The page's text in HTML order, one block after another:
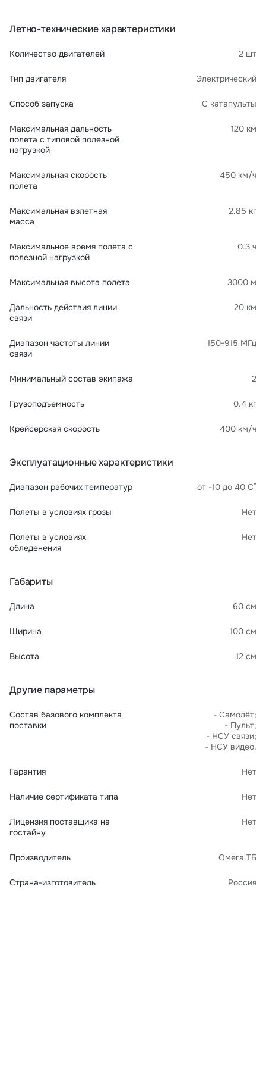
Летно-технические характеристики
Количество двигателей 2 шт
Тип двигателя Электрический
Способ запуска С катапульты
Максимальная дальность
полета с типовой полезной
нагрузкой
120 км
Максимальная скорость
полета
450 км/ч
Максимальная взлетная
масса
2.85 кг
Максимальное время полета с
полезной нагрузкой
0.3 ч
Максимальная высота полета 3000 м
Дальность действия линии
связи
20 км
Диапазон частоты линии
связи
150-915 МГц
Минимальный состав экипажа 2
Грузоподъемность 0.4 кг
Крейсерская скорость 400 км/ч
Эксплуатационные характеристики
Диапазон рабочих температур от -10 до 40 С°
Полеты в условиях грозы Нет
Полеты в условиях
обледенения
Нет
Габариты
Длина 60 см
Ширина 100 см
Высота 12 см
Другие параметры
Состав базового комплекта
поставки
- Самолёт;
- Пульт;
- НСУ связи;
- НСУ видео.
Гарантия Нет
Наличие сертификата типа Нет
Лицензия поставщика на
гостайну
Нет
Производитель Омега ТБ
Страна-изготовитель Россия